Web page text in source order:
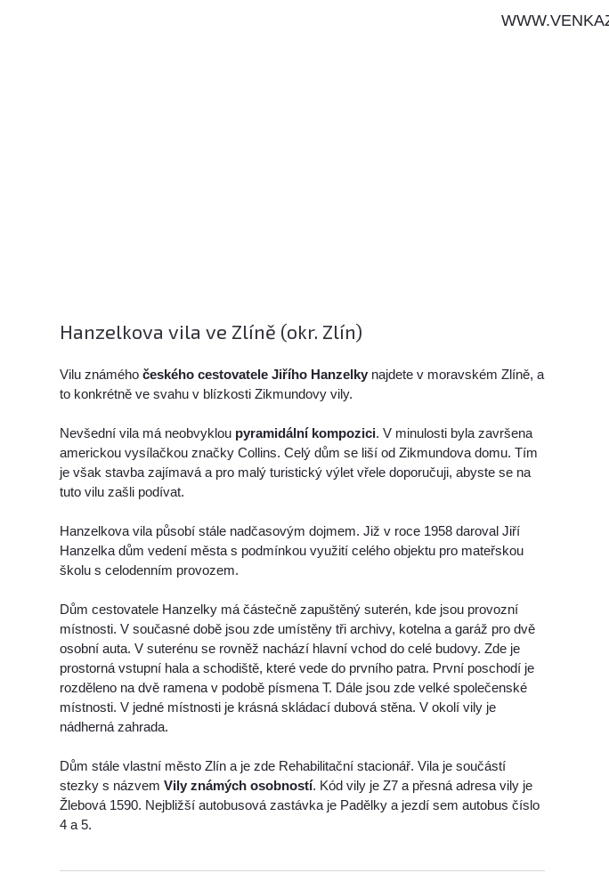
Hanzelkova vila ve Zlíně (okr. Zlín)
Vilu známéhočeského cestovatele Jiřího Hanzelky najdete v moravském Zlíně, a
to konkrétně ve svahu v blízkosti Zikmundovy vily.
Nevšední vila má neobvyklou pyramidální kompozici. V minulosti byla završena
americkou vysílačkou značky Collins. Celý dům se liší od Zikmundova domu. Tím
je však stavba zajímavá a pro malý turistický výlet vřele doporučuji, abyste se na
tuto vilu zašli podívat.
Hanzelkova vila působí stále nadčasovým dojmem. Již v roce 1958 daroval Jiří
Hanzelka dům vedení města s podmínkou využití celého objektu pro mateřskou
školu s celodenním provozem.
Dům cestovatele Hanzelky má částečně zapuštěný suterén, kde jsou provozní
místnosti. V současné době jsou zde umístěny tři archivy, kotelna a garáž pro dvě
osobní auta. V suterénu se rovněž nachází hlavní vchod do celé budovy. Zde je
prostorná vstupní hala a schodiště, které vede do prvního patra. První poschodí je
rozděleno na dvě ramena v podobě písmena T. Dále jsou zde velké společenské
místnosti. V jedné místnosti je krásná skládací dubová stěna. V okolí vily je
nádherná zahrada.
Dům stále vlastní město Zlín a je zde Rehabilitační stacionář. Vila je součástí
stezky s názvemVily známých osobností. Kód vily je Z7 a přesná adresa vily je
Žlebová 1590. Nejbližší autobusová zastávka je Padělky a jezdí sem autobus číslo
4 a 5.